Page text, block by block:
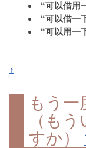
“可以借用
“可以借一
“可以用一
↑
もう
（も
すか）